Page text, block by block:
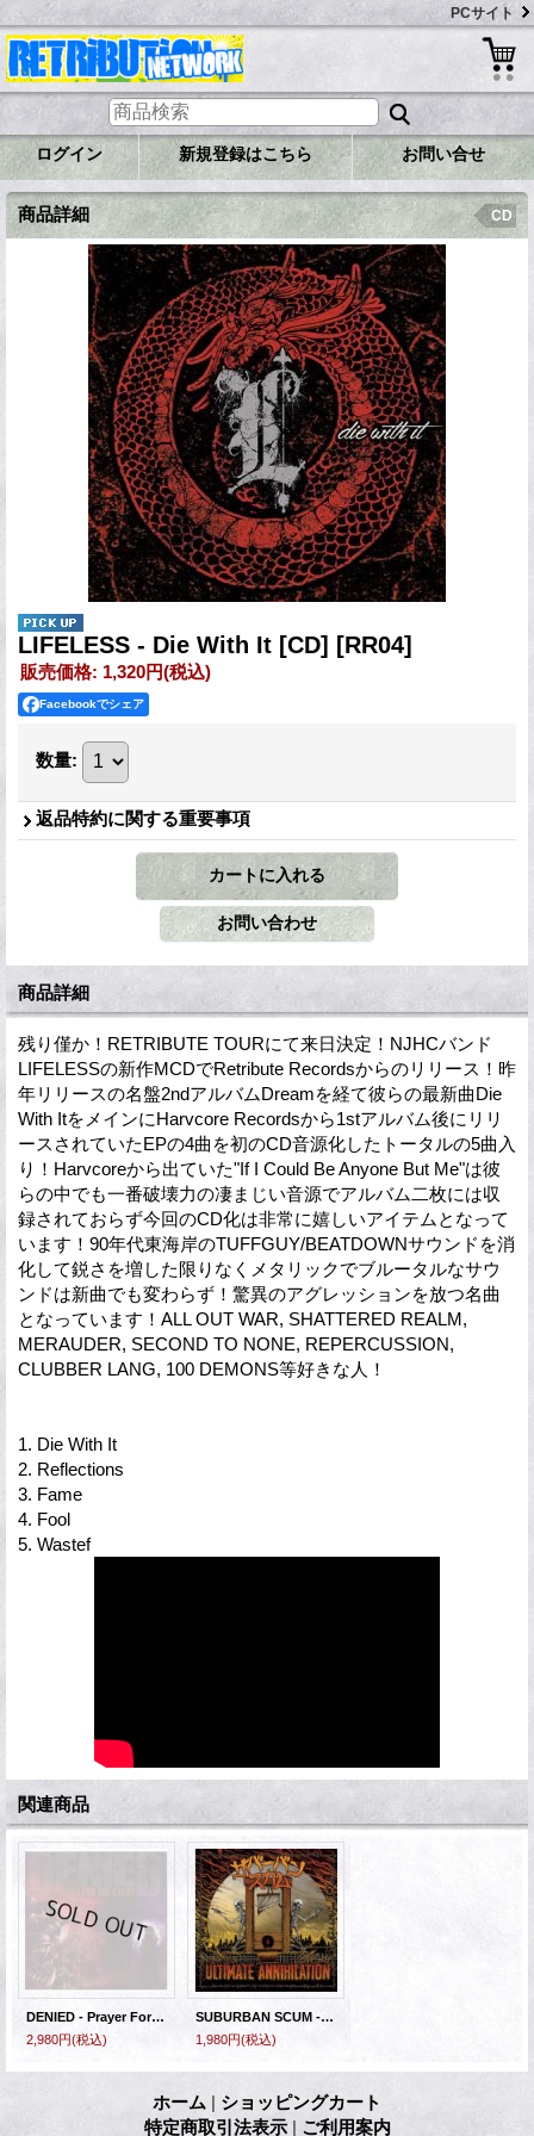
PCサイト
ログイン 新規登録はこちら お問い合せ
商品詳細 CD
LIFELESS - Die With It [CD] [RR04]
販売価格: 1,320円(税込)
Facebookでシェア
数量:
返品特約に関する重要事項
商品詳細
残り僅か！RETRIBUTE TOURにて来日決定！NJHCバンド
LIFELESSの新作MCDでRetribute Recordsからのリリース！昨
年リリースの名盤2ndアルバムDreamを経て彼らの最新曲Die
With ItをメインにHarvcore Recordsから1stアルバム後にリリ
ースされていたEPの4曲を初のCD音源化したトータルの5曲入
り！Harvcoreから出ていた"If I Could Be Anyone But Me"は彼
らの中でも一番破壊力の凄まじい音源でアルバム二枚には収
録されておらず今回のCD化は非常に嬉しいアイテムとなって
います！90年代東海岸のTUFFGUY/BEATDOWNサウンドを消
化して鋭さを増した限りなくメタリックでブルータルなサウ
ンドは新曲でも変わらず！驚異のアグレッションを放つ名曲
となっています！ALL OUT WAR, SHATTERED REALM,
MERAUDER, SECOND TO NONE, REPERCUSSION,
CLUBBER LANG, 100 DEMONS等好きな人！
1. Die With It
2. Reflections
3. Fame
4. Fool
5. Wastef
関連商品
DENIED - Prayer For The Enemy [CD]
2,980円(税込)
SUBURBAN SCUM - Ultimate Annihilation [CD]
1,980円(税込)
ホーム | ショッピングカート
特定商取引法表示 | ご利用案内